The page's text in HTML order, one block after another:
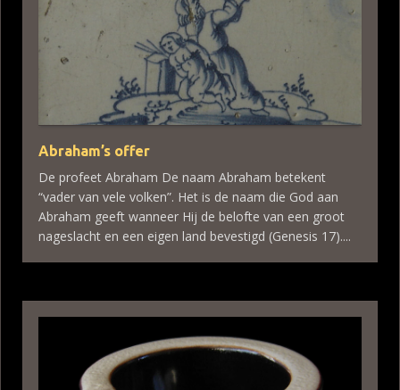
Abraham’s offer
De profeet Abraham De naam Abraham betekent
“vader van vele volken”. Het is de naam die God aan
Abraham geeft wanneer Hij de belofte van een groot
nageslacht en een eigen land bevestigd (Genesis 17)....